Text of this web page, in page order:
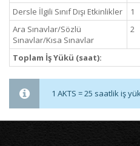
Dersle İlgili Sınıf Dışı Etkinlikler
1
Ara Sınavlar/Sözlü
Sınavlar/Kısa Sınavlar
2
Toplam İş Yükü (saat):
1 AKTS = 25 saatlik iş